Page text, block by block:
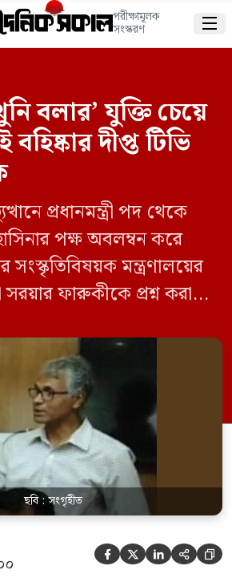
পরীক্ষামূলক
সংস্করণ 
বলার’ যুক্তি চেয়ে
দীপ্ত টিভি
প্রধানমন্ত্রী পদ থেকে
পক্ষ অবলম্বন করে
সংস্কৃতিবিষয়ক মন্ত্রণালয়ের
ফারুকীকে প্রশ্ন করা
আজ মঙ্গলবার এক অফিস
করা হয়। অফিস আদেশে
‘আপনাকে জানানো হচ্ছে
থেকে বহিষ্কার করা হলো, যা
ছবি : সংগৃহীত
    